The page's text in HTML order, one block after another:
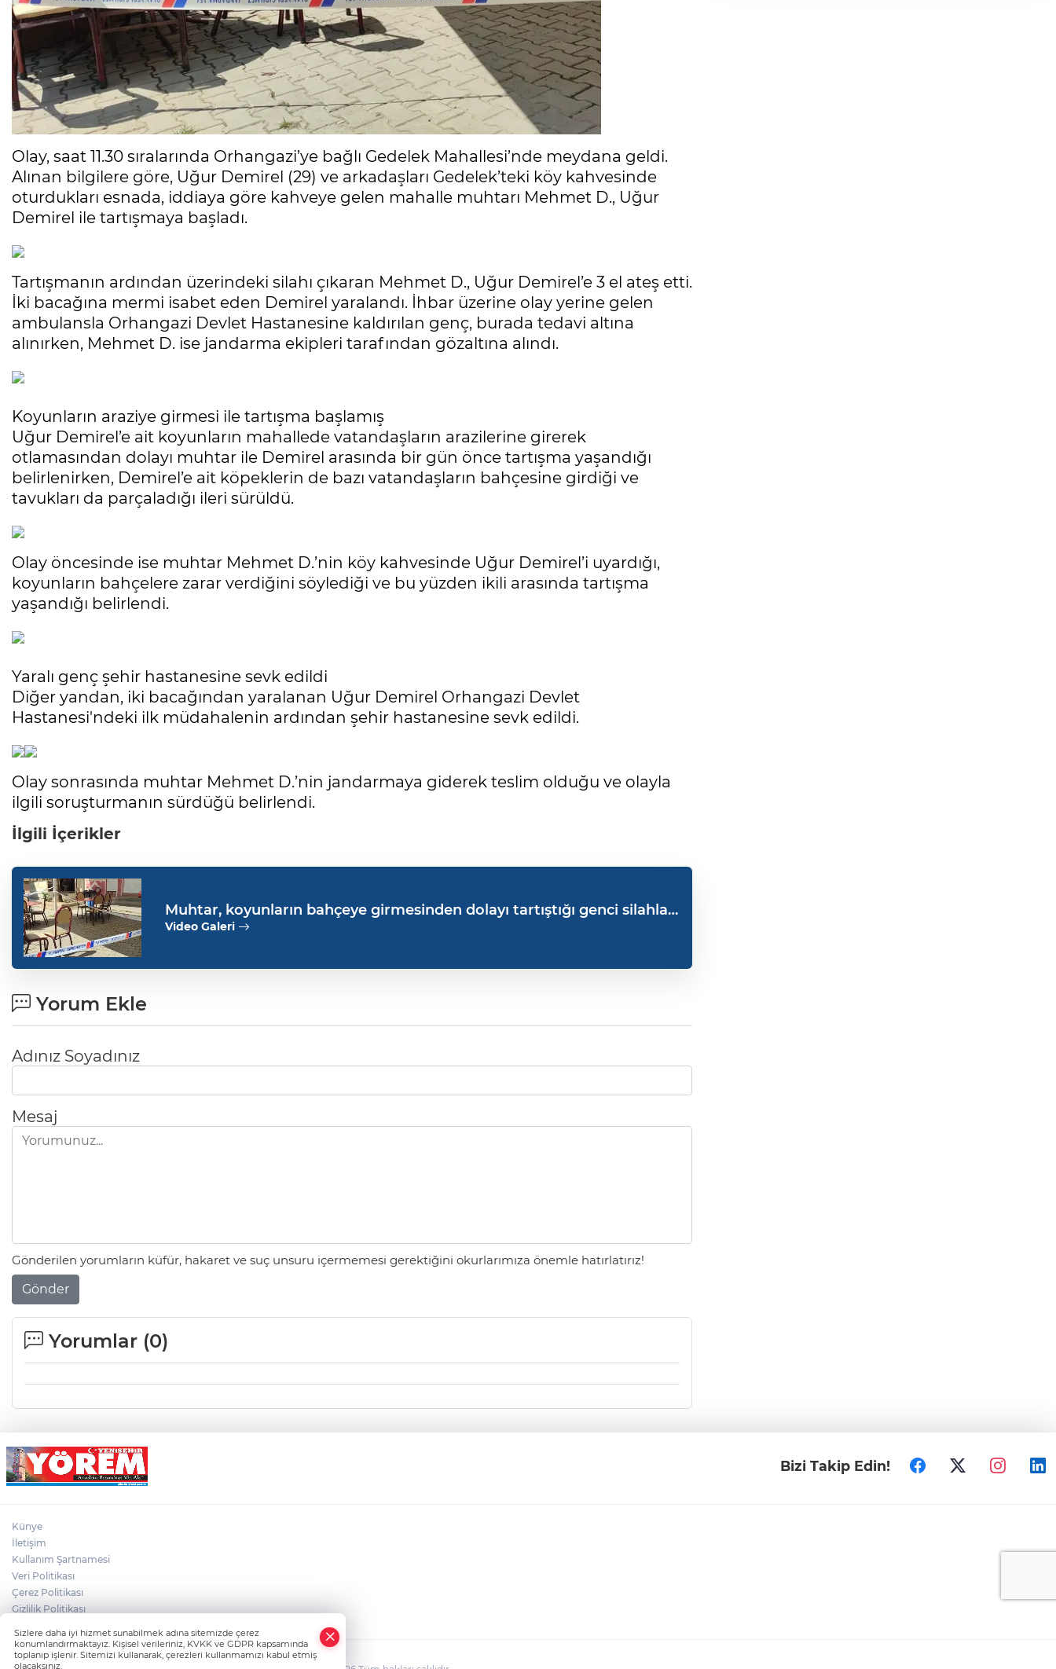
Olay, saat 11.30 sıralarında Orhangazi’ye bağlı Gedelek Mahallesi’nde meydana geldi.
Alınan bilgilere göre, Uğur Demirel (29) ve arkadaşları Gedelek’teki köy kahvesinde
oturdukları esnada, iddiaya göre kahveye gelen mahalle muhtarı Mehmet D., Uğur
Demirel ile tartışmaya başladı.
Tartışmanın ardından üzerindeki silahı çıkaran Mehmet D., Uğur Demirel’e 3 el ateş etti.
İki bacağına mermi isabet eden Demirel yaralandı. İhbar üzerine olay yerine gelen
ambulansla Orhangazi Devlet Hastanesine kaldırılan genç, burada tedavi altına
alınırken, Mehmet D. ise jandarma ekipleri tarafından gözaltına alındı.
Koyunların araziye girmesi ile tartışma başlamış
Uğur Demirel’e ait koyunların mahallede vatandaşların arazilerine girerek
otlamasından dolayı muhtar ile Demirel arasında bir gün önce tartışma yaşandığı
belirlenirken, Demirel’e ait köpeklerin de bazı vatandaşların bahçesine girdiği ve
tavukları da parçaladığı ileri sürüldü.
Olay öncesinde ise muhtar Mehmet D.’nin köy kahvesinde Uğur Demirel’i uyardığı,
koyunların bahçelere zarar verdiğini söylediği ve bu yüzden ikili arasında tartışma
yaşandığı belirlendi.
Yaralı genç şehir hastanesine sevk edildi
Diğer yandan, iki bacağından yaralanan Uğur Demirel Orhangazi Devlet
Hastanesi'ndeki ilk müdahalenin ardından şehir hastanesine sevk edildi.
Olay sonrasında muhtar Mehmet D.’nin jandarmaya giderek teslim olduğu ve olayla
ilgili soruşturmanın sürdüğü belirlendi.
İlgili İçerikler
Muhtar, koyunların bahçeye girmesinden dolayı tartıştığı genci silahla
yaraladı
Video Galeri
Yorum Ekle
Adınız Soyadınız
Mesaj
Gönderilen yorumların küfür, hakaret ve suç unsuru içermemesi gerektiğini okurlarımıza önemle hatırlatırız!
Gönder
Yorumlar (0)
Bizi Takip Edin!
Künye
İletişim
Kullanım Şartnamesi
Veri Politikası
Çerez Politikası
Gizlilik Politikası
Sizlere daha iyi hizmet sunabilmek adına sitemizde çerez
konumlandırmaktayız. Kişisel verileriniz, KVKK ve GDPR kapsamında
toplanıp işlenir. Sitemizi kullanarak, çerezleri kullanmamızı kabul etmiş
olacaksınız.